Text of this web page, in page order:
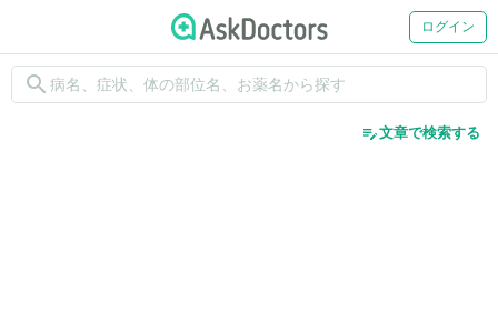
ログイン
search
edit_note文章で検索する